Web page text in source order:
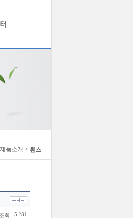
품소개 > 휀스
조회 : 5,281